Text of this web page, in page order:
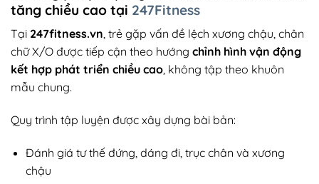
tăng chiều cao tại 247Fitness
Tại 247fitness.vn, trẻ gặp vấn đề lệch xương chậu, chân
chữ X/O được tiếp cận theo hướng chỉnh hình vận động
kết hợp phát triển chiều cao, không tập theo khuôn
mẫu chung.
Quy trình tập luyện được xây dựng bài bản:
Đánh giá tư thế đứng, dáng đi, trục chân và xương
chậu